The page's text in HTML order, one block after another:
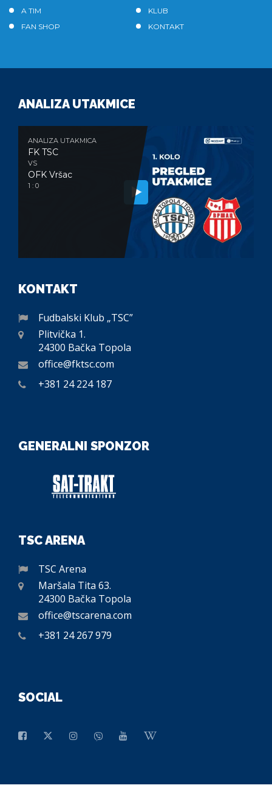
A TIM
KLUB
FAN SHOP
KONTAKT
ANALIZA UTAKMICE
ANALIZA UTAKMICA
FK TSC
VS
OFK Vršac
1 : 0
KONTAKT
Fudbalski Klub „TSC”
Plitvička 1.
24300 Bačka Topola
office@fktsc.com
+381 24 224 187
GENERALNI SPONZOR
TSC ARENA
TSC Arena
Maršala Tita 63.
24300 Bačka Topola
office@tscarena.com
+381 24 267 979
SOCIAL